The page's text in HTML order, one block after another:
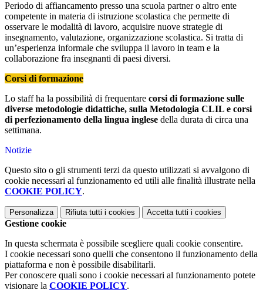
Periodo di affiancamento presso una scuola partner o altro ente
competente in materia di istruzione scolastica che permette di
osservare le modalità di lavoro, acquisire nuove strategie di
insegnamento, valutazione, organizzazione scolastica. Si tratta di
un’esperienza informale che sviluppa il lavoro in team e la
collaborazione fra insegnanti di paesi diversi.
Corsi di formazione
Lo staff ha la possibilità di frequentare corsi di formazione sulle
diverse metodologie didattiche, sulla Metodologia CLIL e corsi
di perfezionamento della lingua inglese della durata di circa una
settimana.
Notizie
Questo sito o gli strumenti terzi da questo utilizzati si avvalgono di
cookie necessari al funzionamento ed utili alle finalità illustrate nella
COOKIE POLICY.
Personalizza Rifiuta tutti i cookies Accetta tutti i cookies
Gestione cookie
In questa schermata è possibile scegliere quali cookie consentire.
I cookie necessari sono quelli che consentono il funzionamento della
piattaforma e non è possibile disabilitarli.
Per conoscere quali sono i cookie necessari al funzionamento potete
visionare la COOKIE POLICY.